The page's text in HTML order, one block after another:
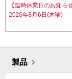
【臨時休業日のお知らせ
2026年8月6日(木曜)
製品